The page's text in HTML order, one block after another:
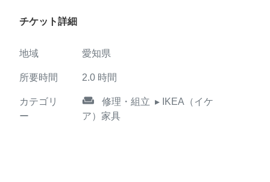
チケット詳細
地域 愛知県
所要時間 2.0 時間
カテゴリ
ー
weekend 修理・組立 ▸ IKEA（イケ
ア）家具